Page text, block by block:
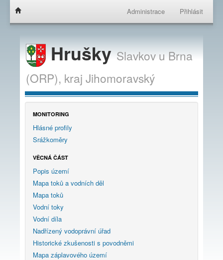
Administrace Přihlásit
HruškySlavkov u Brna
(ORP), kraj Jihomoravský
MONITORING
Hlásné profily
Srážkoměry
VĚCNÁ ČÁST
Popis území
Mapa toků a vodních děl
Mapa toků
Vodní toky
Vodní díla
Nadřízený vodoprávní úřad
Historické zkušenosti s povodněmi
Mapa záplavového území